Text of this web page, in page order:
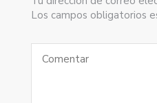
Los campos obligatorios